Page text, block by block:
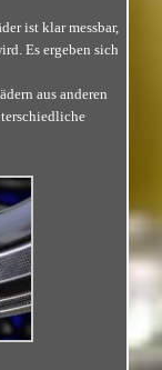
ist klar messbar,
Es ergeben sich
aus anderen